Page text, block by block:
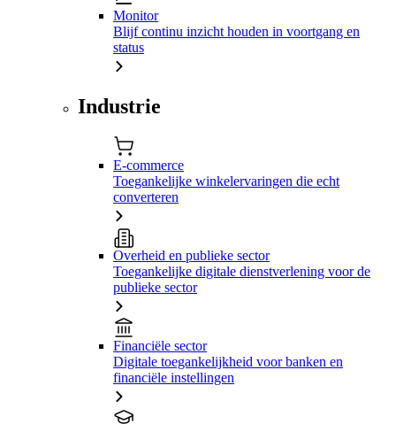
Monitor
Blijf continu inzicht houden in voortgang en
status
Industrie
E-commerce
Toegankelijke winkelervaringen die echt
converteren
Overheid en publieke sector
Toegankelijke digitale dienstverlening voor de
publieke sector
Financiële sector
Digitale toegankelijkheid voor banken en
financiële instellingen